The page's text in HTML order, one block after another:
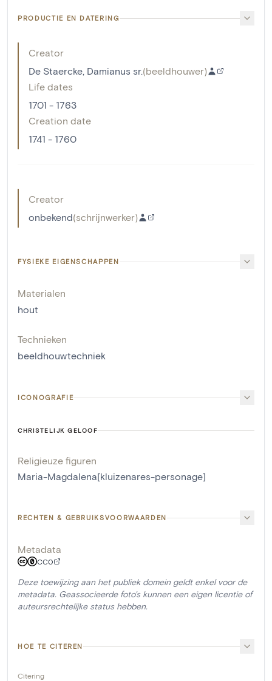
PRODUCTIE EN DATERING
Creator
De Staercke, Damianus sr.(beeldhouwer)
Life dates
1701 - 1763
Creation date
1741 - 1760
Creator
onbekend(schrijnwerker)
FYSIEKE EIGENSCHAPPEN
Materialen
hout
Technieken
beeldhouwtechniek
ICONOGRAFIE
CHRISTELIJK GELOOF
Religieuze figuren
Maria-Magdalena[kluizenares-personage]
RECHTEN & GEBRUIKSVOORWAARDEN
Metadata
CC0
Deze toewijzing aan het publiek domein geldt enkel voor de
metadata. Geassocieerde foto's kunnen een eigen licentie of
auteursrechtelijke status hebben.
HOE TE CITEREN
Citering